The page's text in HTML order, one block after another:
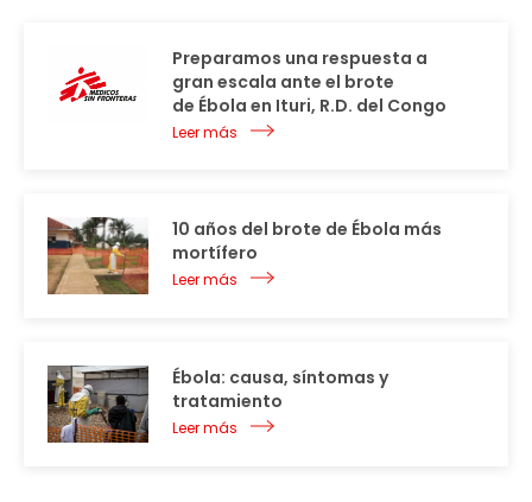
Preparamos una respuesta a
gran escala ante el brote
de Ébola en Ituri, R.D. del Congo
Leer más
10 años del brote de Ébola más
mortífero
Leer más
Ébola: causa, síntomas y
tratamiento
Leer más